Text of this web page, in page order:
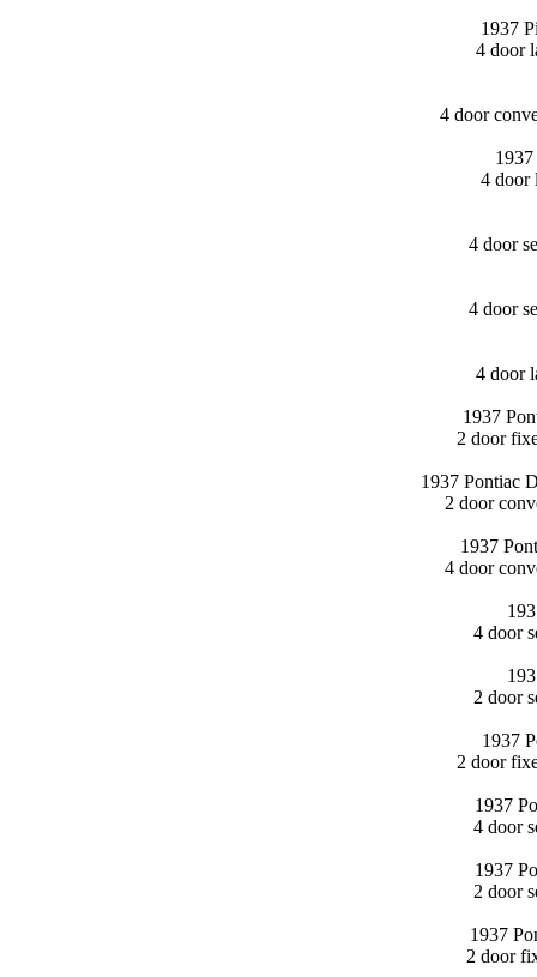
1937
4 door
4 door
4 door
4 door
4 door
4 door
1937
2 door
1937 Pontiac
2 door
1937
4 door
4 door
2 door
1937
2 door
1937
4 door
1937
2 door
1937
2 door